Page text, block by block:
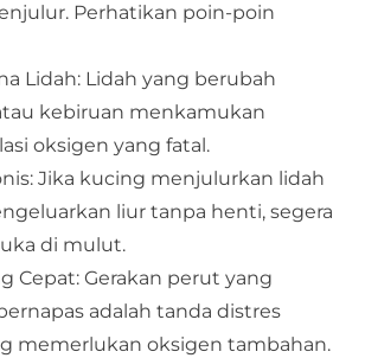
Perhatikan poin-poin
Lidah: Lidah yang berubah
kebiruan menkamukan
oksigen yang fatal.
Jika kucing menjulurkan lidah
liur tanpa henti, segera
di mulut.
Cepat: Gerakan perut yang
adalah tanda distres
memerlukan oksigen tambahan.